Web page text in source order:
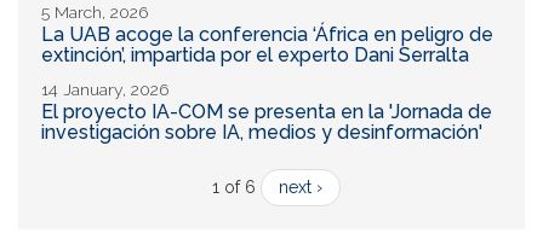
5 March, 2026
La UAB acoge la conferencia ‘África en peligro de
extinción’, impartida por el experto Dani Serralta
14 January, 2026
El proyecto IA-COM se presenta en la 'Jornada de
investigación sobre IA, medios y desinformación'
1 of 6 next ›